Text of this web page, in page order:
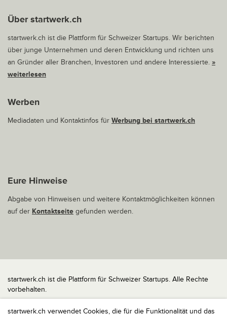
startwerk.ch verwendet Cookies, die für die Funktionalität und das
Über startwerk.ch
startwerk.ch ist die Plattform für Schweizer Startups. Wir berichten
über junge Unternehmen und deren Entwicklung und richten uns
an Gründer aller Branchen, Investoren und andere Interessierte. »
weiterlesen
Werben
Mediadaten und Kontaktinfos für Werbung bei startwerk.ch
Eure Hinweise
Abgabe von Hinweisen und weitere Kontaktmöglichkeiten können
auf der Kontaktseite gefunden werden.
startwerk.ch ist die Plattform für Schweizer Startups. Alle Rechte
vorbehalten.
Impressum